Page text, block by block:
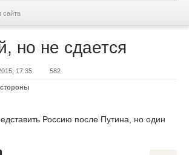
сайта
но не сдается
17:35 582
Россию после Путина, но один